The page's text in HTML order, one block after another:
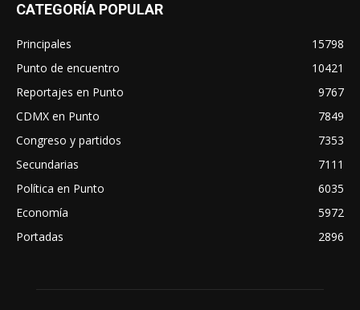
CATEGORÍA POPULAR
Principales
15798
Punto de encuentro
10421
Reportajes en Punto
9767
CDMX en Punto
7849
Congreso y partidos
7353
Secundarias
7111
Política en Punto
6035
Economía
5972
Portadas
2896